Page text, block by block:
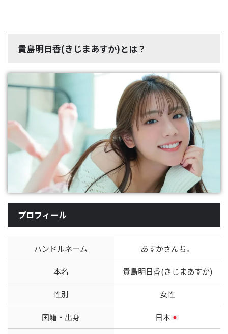
貴島明日香(きじまあすか)とは？
プロフィール
ハンドルネーム あすかさんち。
本名 貴島明日香(きじまあすか)
性別 女性
国籍・出身 日本